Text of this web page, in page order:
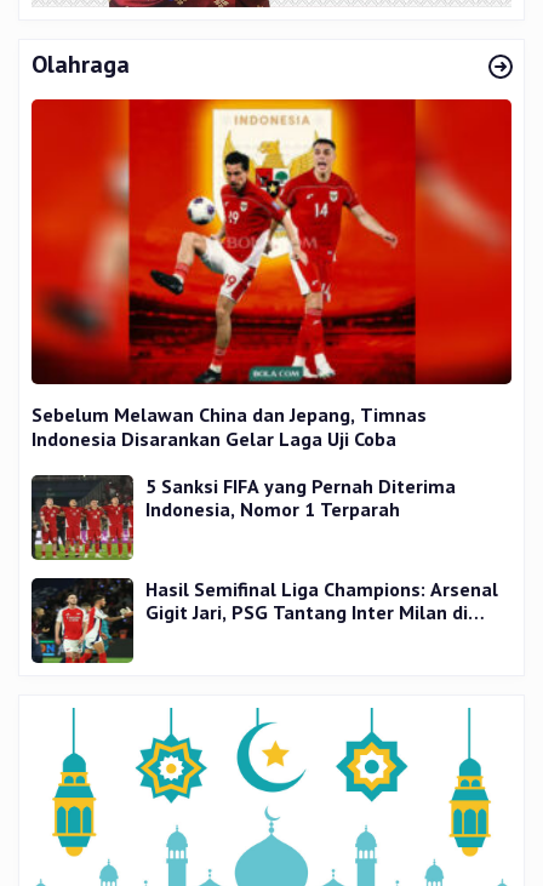
Olahraga
Sebelum Melawan China dan Jepang, Timnas
Indonesia Disarankan Gelar Laga Uji Coba
5 Sanksi FIFA yang Pernah Diterima
Indonesia, Nomor 1 Terparah
Hasil Semifinal Liga Champions: Arsenal
Gigit Jari, PSG Tantang Inter Milan di